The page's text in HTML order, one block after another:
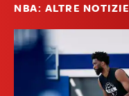
NBA: ALTRE NOTIZIE